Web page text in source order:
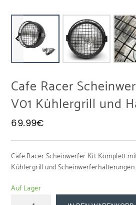
Cafe Racer
V01 Kühlergrill und
69.99€
Cafe Racer Scheinwerfer Kit Komplett
Kühlergrill und
Auf Lager